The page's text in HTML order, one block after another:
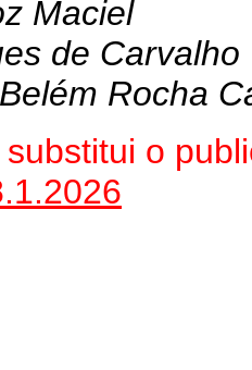
Maciel
de Carvalho
Rocha
o